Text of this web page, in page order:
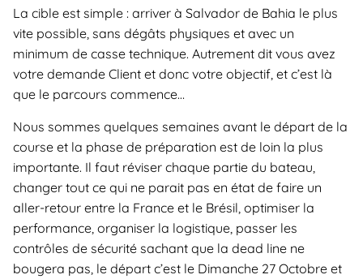
La cible est simple : arriver à Salvador de Bahia le plus
vite possible, sans dégâts physiques et avec un
minimum de casse technique. Autrement dit vous avez
votre demande Client et donc votre objectif, et c’est là
que le parcours commence…
Nous sommes quelques semaines avant le départ de la
course et la phase de préparation est de loin la plus
importante. Il faut réviser chaque partie du bateau,
changer tout ce qui ne parait pas en état de faire un
aller-retour entre la France et le Brésil, optimiser la
performance, organiser la logistique, passer les
contrôles de sécurité sachant que la dead line ne
bougera pas, le départ c’est le Dimanche 27 Octobre et